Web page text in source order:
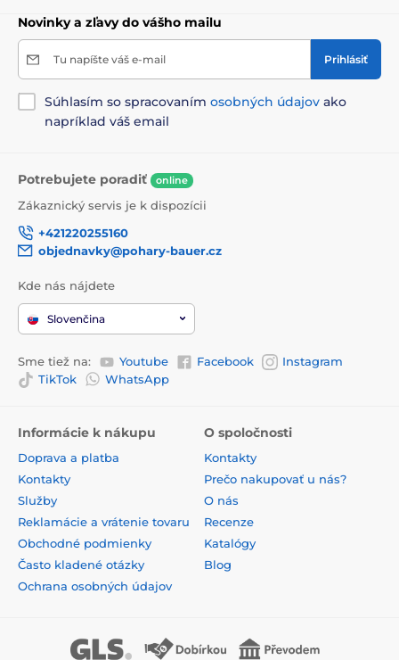
Novinky a zľavy do vášho mailu
Tu napíšte váš e-mail Prihlásiť
Súhlasím so spracovaním osobných údajov ako
napríklad váš email
Potrebujete poradiť online
Zákaznický servis je k dispozícii
+421220255160
objednavky@pohary-bauer.cz
Kde nás nájdete
Slovenčina
Sme tiež na: Youtube Facebook
Instagram
TikTok
WhatsApp
Informácie k nákupu
Doprava a platba
Kontakty
Služby
Reklamácie a vrátenie tovaru
Obchodné podmienky
Často kladené otázky
Ochrana osobných údajov
O spoločnosti
Kontakty
Prečo nakupovať u nás?
O nás
Recenze
Katalógy
Blog